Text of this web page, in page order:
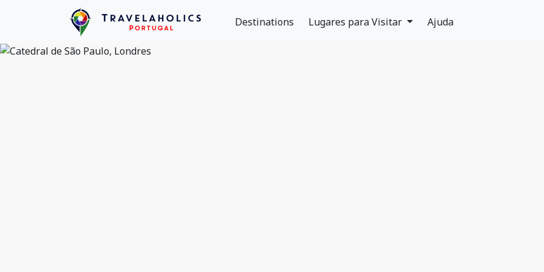
Destinations Lugares para Visitar Ajuda